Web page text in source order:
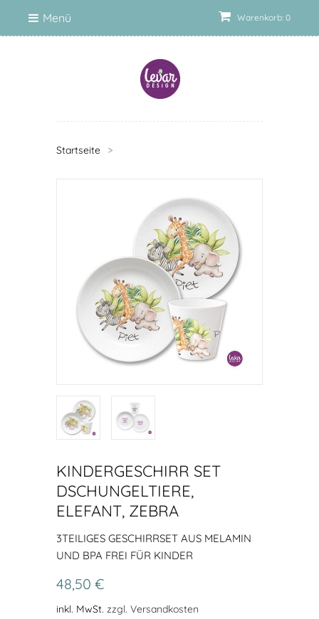
Warenkorb: 0
Menü
Startseite >
KINDERGESCHIRR SET
DSCHUNGELTIERE,
ELEFANT, ZEBRA
3TEILIGES GESCHIRRSET AUS MELAMIN
UND BPA FREI FÜR KINDER
48,50 €
inkl. MwSt. zzgl. Versandkosten